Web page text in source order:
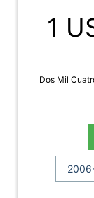
1
Dos Mil